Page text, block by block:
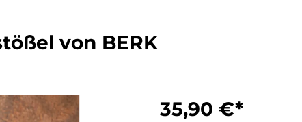
von BERK
35,90 €*